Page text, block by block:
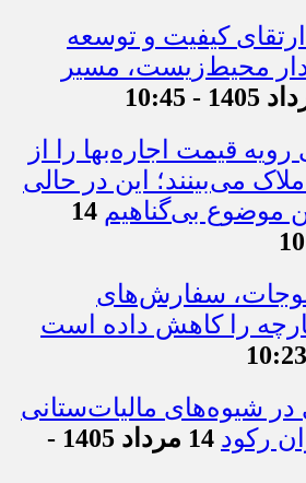
کیفیت و توسعه
محیط‌زیست، مسیر
قیمت اجاره‌بها را از
می‌بینند؛ این در حالی
موضوع بی‌گناهیم 14
سفارش‌های
را کاهش داده است
شیوه‌های مالیات‌ستانی
رکود
14 مرداد 1405 -